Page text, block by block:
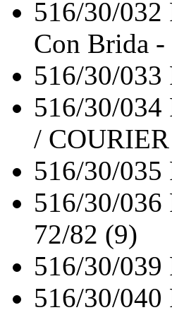
516/30/032
Con Brida -
516/30/033
516/30/034
/
516/30/035
516/30/036
72/82 (9)
516/30/039
516/30/040